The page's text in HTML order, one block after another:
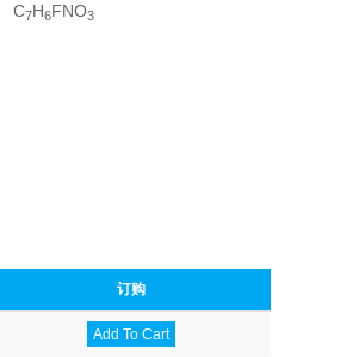
C7H6FNO3
订购
Add To Cart